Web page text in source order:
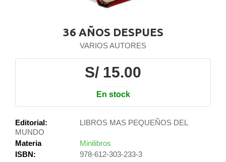
36 AÑOS DESPUES
VARIOS AUTORES
S/ 15.00
En stock
Editorial:
LIBROS MAS PEQUEÑOS DEL
MUNDO
Materia
Minilibros
ISBN:
978-612-303-233-3